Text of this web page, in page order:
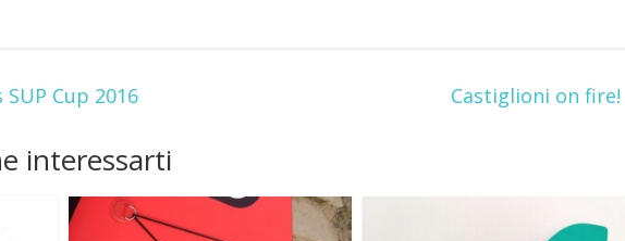
Cup 2016 Castiglioni on fire!
interessarti